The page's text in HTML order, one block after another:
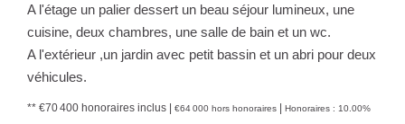
A l'étage un palier dessert un beau séjour lumineux, une
cuisine, deux chambres, une salle de bain et un wc.
A l'extérieur ,un jardin avec petit bassin et un abri pour deux
véhicules.
** €70 400 honoraires inclus | €64 000 hors honoraires | Honoraires : 10.00%